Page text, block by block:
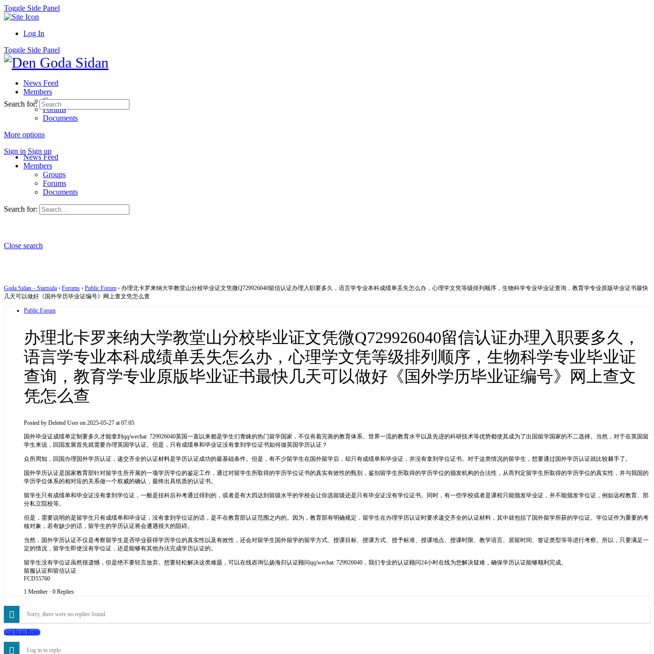
Toggle Side Panel
Log In
Toggle Side Panel
News Feed
Members
Groups
Forums
Documents
More options
Sign in Sign up
Search for:
News Feed
Members
Groups
Forums
Documents
Search for:
Close search
Goda Sidan – Startsida › Forums › Public Forum › 办理北卡罗来纳大学教堂山分校毕业证文凭微Q729926040留信认证办理入职要多久，语言学专业本科成绩单丢失怎么办，心理学文凭等级排列顺序，生物科学专业毕业证查询，教育学专业原版毕业证书最快
几天可以做好《国外学历毕业证编号》网上查文凭怎么查
Public Forum
办理北卡罗来纳大学教堂山分校毕业证文凭微Q729926040留信认证办理入职要多久，
语言学专业本科成绩单丢失怎么办，心理学文凭等级排列顺序，生物科学专业毕业证
查询，教育学专业原版毕业证书最快几天可以做好《国外学历毕业证编号》网上查文
凭怎么查
Posted by Deleted User on 2025-05-27 at 07:05
国外毕业证成绩单定制要多久才能拿到qq/wechat: 729926040英国一直以来都是学生们青睐的热门留学国家，不仅有着完善的教育体系、世界一流的教育水平以及先进的科研技术等优势都使其成为了出国留学国家的不二选择。当然，对于在英国留
学生来说，回国发展首先就需要办理英国学认证。但是，只有成绩单和毕业证没有拿到学位证书如何做英国学历认证？
众所周知，回国办理国外学历认证，递交齐全的认证材料是学历认证成功的最基础条件。但是，有不少留学生在国外留学后，却只有成绩单和毕业证，并没有拿到学位证书。对于这类情况的留学生，想要通过国外学历认证就比较棘手了。
国外学历认证是国家教育部针对留学生所开展的一项学历学位的鉴定工作，通过对留学生所取得的学历学位证书的真实有效性的甄别，鉴别留学生所取得的学历学位的颁发机构的合法性，从而判定留学生所取得的学历学位的真实性，并与我国的
学历学位体系的相对应的关系做一个权威的确认，最终出具纸质的认证书。
留学生只有成绩单和毕业证没有拿到学位证，一般是挂科后补考通过得到的，或者是有大四达到留级水平的学校会让你选留级还是只有毕业证没有学位证书。同时，有一些学校或者是课程只能颁发毕业证，并不能颁发学位证，例如远程教育、部
分私立院校等。
但是，需要说明的是留学生只有成绩单和毕业证，没有拿到学位证的话，是不在教育部认证范围之内的。因为，教育部有明确规定，留学生在办理学历认证时要求递交齐全的认证材料，其中就包括了国外留学所获的学位证。学位证作为重要的考
核对象，若有缺少的话，留学生的学历认证将会遭遇很大的阻碍。
当然，国外学历认证不仅是考察留学生是否毕业获得学历学位的真实性以及有效性，还会对留学生国外留学的留学方式、授课目标、授课方式、授予标准、授课地点、授课时限、教学语言、居留时间、签证类型等等进行考察。所以，只要满足一
定的情况，留学生即使没有学位证，还是能够有其他办法完成学历认证的。
留学生没有学位证虽然很遗憾，但是绝不要轻言放弃。想要轻松解决这类难题，可以在线咨询弘扬海归认证顾问qq/wechat: 729926040，我们专业的认证顾问24小时在线为您解决疑难，确保学历认证能够顺利完成。
留服认证和留信认证
FCD55760
1 Member · 0 Replies
Sorry, there were no replies found.
Log In to Reply
Log in to reply.